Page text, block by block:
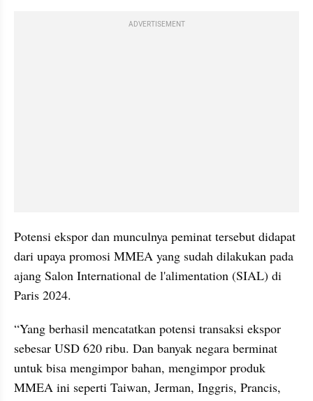
ADVERTISEMENT
Potensi ekspor dan munculnya peminat tersebut didapat
dari upaya promosi MMEA yang sudah dilakukan pada
ajang Salon International de l'alimentation (SIAL) di
Paris 2024.
“Yang berhasil mencatatkan potensi transaksi ekspor
sebesar USD 620 ribu. Dan banyak negara berminat
untuk bisa mengimpor bahan, mengimpor produk
MMEA ini seperti Taiwan, Jerman, Inggris, Prancis,